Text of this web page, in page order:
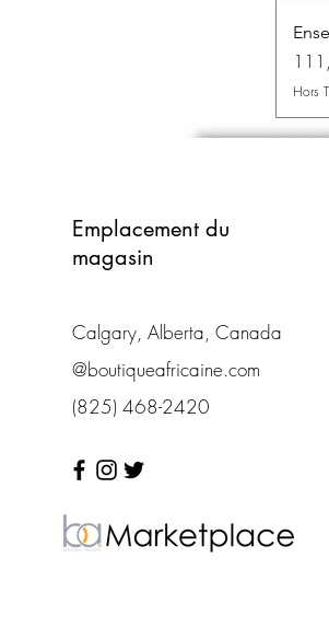
Prix
Hors
Emplacement du
magasin
Calgary, Alberta, Canada
@boutiqueafricaine.com
(825) 468-2420